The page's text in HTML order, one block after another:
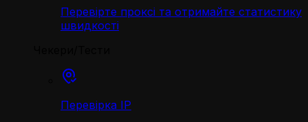
Перевірте проксі та отримайте статистику
швидкості
Перевірка IP